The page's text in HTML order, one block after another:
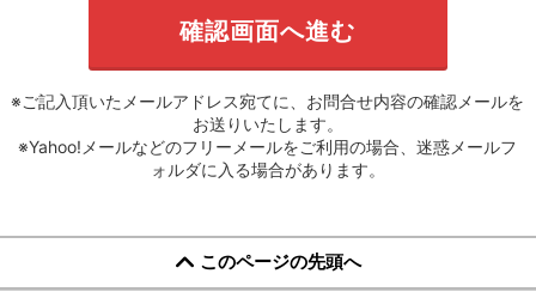
※ご記入頂いたメールアドレス宛てに、お問合せ内容の確認メールを
お送りいたします。
※Yahoo!メールなどのフリーメールをご利用の場合、迷惑メールフ
ォルダに入る場合があります。
このページの先頭へ